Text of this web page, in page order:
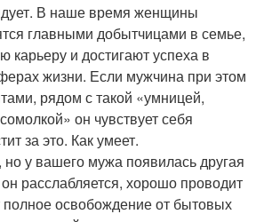
В наше время женщины
главными добытчицами в семье,
карьеру и достигают успеха в
жизни. Если мужчина при этом
рядом с такой «умницей,
он чувствует себя
за это. Как умеет.
но у вашего мужа появилась другая
расслабляется, хорошо проводит
полное освобождение от бытовых